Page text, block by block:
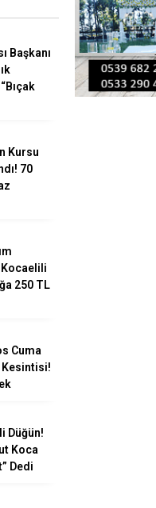
Başkanı
Kursu
70
Kocaelili
250 TL
Cuma
Kesintisi!
Düğün!
Koca
Dedi